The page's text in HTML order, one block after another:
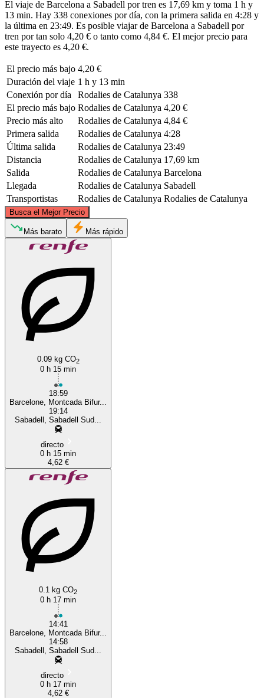
El viaje de Barcelona a Sabadell por tren es 17,69 km y toma 1 h y
13 min. Hay 338 conexiones por día, con la primera salida en 4:28 y
la última en 23:49. Es posible viajar de Barcelona a Sabadell por
tren por tan solo 4,20 € o tanto como 4,84 €. El mejor precio para
este trayecto es 4,20 €.
El precio más bajo 4,20 €
Duración del viaje 1 h y 13 min
Conexión por día
Rodalies de Catalunya 338
El precio más bajo Rodalies de Catalunya 4,20 €
Precio más alto
Rodalies de Catalunya 4,84 €
Primera salida
Rodalies de Catalunya 4:28
Última salida
Rodalies de Catalunya 23:49
Distancia
Rodalies de Catalunya 17,69 km
Salida
Rodalies de Catalunya Barcelona
Llegada
Rodalies de Catalunya Sabadell
Transportistas
Rodalies de Catalunya Rodalies de Catalunya
Busca el Mejor Precio
Sabadell
©CARTO, ©OpenStreetMapcontributors
Más barato Más rápido
0.09 kg CO2
0 h 15 min
18:59
Barcelone, Montcada Bifur...
19:14
Sabadell, Sabadell Sud...
directo
0 h 15 min
4,62 €
0.1 kg CO2
0 h 17 min
14:41
Barcelone, Montcada Bifur...
14:58
Sabadell, Sabadell Sud...
directo
0 h 17 min
4,62 €